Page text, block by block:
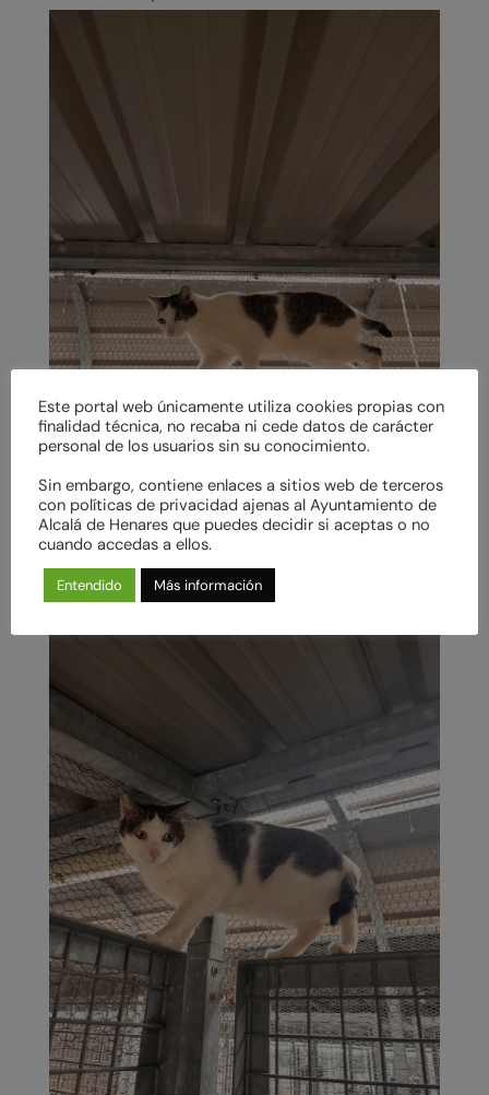
Este portal web únicamente utiliza cookies propias con
finalidad técnica, no recaba ni cede datos de carácter
personal de los usuarios sin su conocimiento.
Sin embargo, contiene enlaces a sitios web de terceros
con políticas de privacidad ajenas al Ayuntamiento de
Alcalá de Henares que puedes decidir si aceptas o no
cuando accedas a ellos.
Entendido Más información